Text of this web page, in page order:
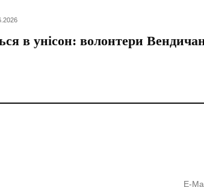
в унісон: волонтери